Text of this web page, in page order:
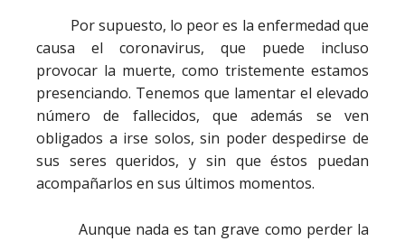
Por supuesto, lo peor es la enfermedad que
causa el coronavirus, que puede incluso
provocar la muerte, como tristemente estamos
presenciando. Tenemos que lamentar el elevado
número de fallecidos, que además se ven
obligados a irse solos, sin poder despedirse de
sus seres queridos, y sin que éstos puedan
acompañarlos en sus últimos momentos.
Aunque nada es tan grave como perder la